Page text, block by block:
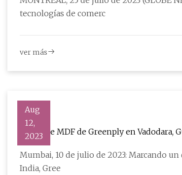
tecnologías de comerc
ver más
Aug
12,
2023
Planta de MDF de Greenply en Vadodara,
Mumbai, 10 de julio de 2023: Marcando
India, Gree